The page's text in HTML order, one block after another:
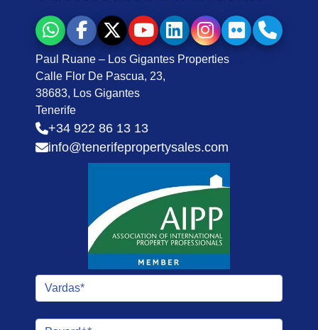
Paul Ruane – Los Gigantes Properties
Calle Flor De Pascua, 23,
38683, Los Gigantes
Tenerife
+34 922 86 13 13
info@tenerifepropertysales.com